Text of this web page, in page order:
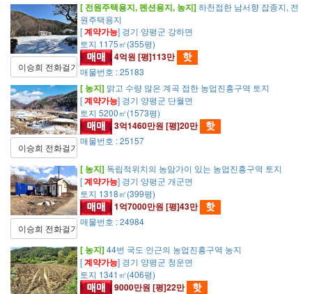
[ 전원주택용지, 펜션용지, 농지]하천접한 남서향 잡종지, 전
원주택용지
[계약가능] 경기 양평군 강하면
토지 1175㎡(355평)
4억원 [평]113만
매물번호 : 25183
이승희 전화걸기
[ 농지] 맑고 수량 많은 계곡 접한 농업진흥구역 토지
[계약가능] 경기 양평군 단월면
토지 5200㎡(1573평)
3억1460만원 [평]20만
매물번호 : 25157
이승희 전화걸기
[ 농지] 독립적위치의 농암가이 있는 농업진흥구역 토지
[계약가능] 경기 양평군 개군면
토지 1318㎡(399평)
1억7000만원 [평]43만
매물번호 : 24984
이승희 전화걸기
[ 농지]44번 국도 인근의 농업진흥구역 농지
[계약가능] 경기 양평군 청운면
토지 1341㎡(406평)
9000만원 [평]22만